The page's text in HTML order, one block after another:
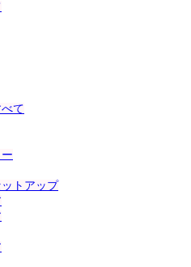
て
トアップ